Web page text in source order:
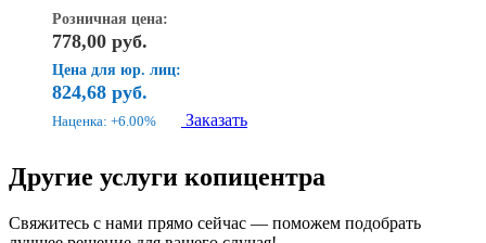
Розничная цена:
778,00 руб.
Цена для юр. лиц:
824,68 руб.
Наценка: +6.00% Заказать
Другие услуги копицентра
Свяжитесь с нами прямо сейчас — поможем подобрать